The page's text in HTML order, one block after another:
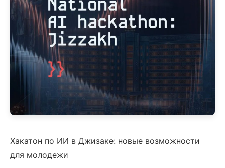
Хакатон по ИИ в Джизаке: новые возможности
для молодежи